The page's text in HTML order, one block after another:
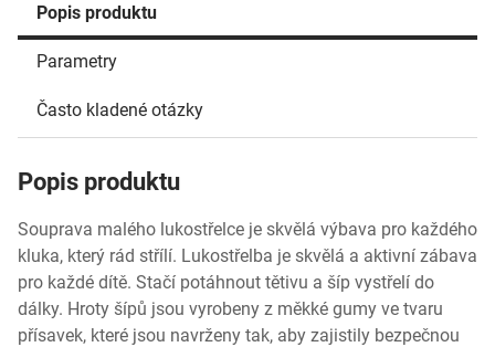
Popis produktu
Parametry
Často kladené otázky
Popis produktu
Souprava malého lukostřelce je skvělá výbava pro každého
kluka, který rád střílí. Lukostřelba je skvělá a aktivní zábava
pro každé dítě. Stačí potáhnout tětivu a šíp vystřelí do
dálky. Hroty šípů jsou vyrobeny z měkké gumy ve tvaru
přísavek, které jsou navrženy tak, aby zajistily bezpečnou